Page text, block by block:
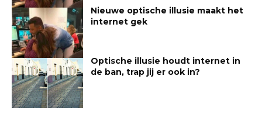
Nieuwe optische illusie maakt het
internet gek
Optische illusie houdt internet in
de ban, trap jij er ook in?